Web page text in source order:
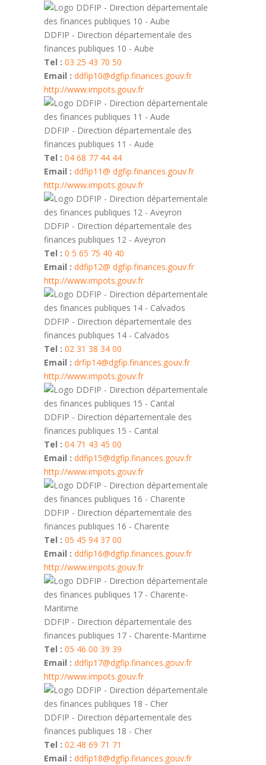
DDFIP - Direction départementale des
finances publiques 10 - Aube
Tel : 03 25 43 70 50
Email : ddfip10@dgfip.finances.gouv.fr
http://www.impots.gouv.fr
DDFIP - Direction départementale des
finances publiques 11 - Aude
Tel : 04 68 77 44 44
Email : ddfip11@ dgfip.finances.gouv.fr
http://www.impots.gouv.fr
DDFIP - Direction départementale des
finances publiques 12 - Aveyron
Tel : 0 5 65 75 40 40
Email : ddfip12@ dgfip.finances.gouv.fr
http://www.impots.gouv.fr
DDFIP - Direction départementale des
finances publiques 14 - Calvados
Tel : 02 31 38 34 00
Email : drfip14@dgfip.finances.gouv.fr
http://www.impots.gouv.fr
DDFIP - Direction départementale des
finances publiques 15 - Cantal
Tel : 04 71 43 45 00
Email : ddfip15@dgfip.finances.gouv.fr
http://www.impots.gouv.fr
DDFIP - Direction départementale des
finances publiques 16 - Charente
Tel : 05 45 94 37 00
Email : ddfip16@dgfip.finances.gouv.fr
http://www.impots.gouv.fr
DDFIP - Direction départementale des
finances publiques 17 - Charente-Maritime
Tel : 05 46 00 39 39
Email : ddfip17@dgfip.finances.gouv.fr
http://www.impots.gouv.fr
DDFIP - Direction départementale des
finances publiques 18 - Cher
Tel : 02 48 69 71 71
Email : ddfip18@dgfip.finances.gouv.fr